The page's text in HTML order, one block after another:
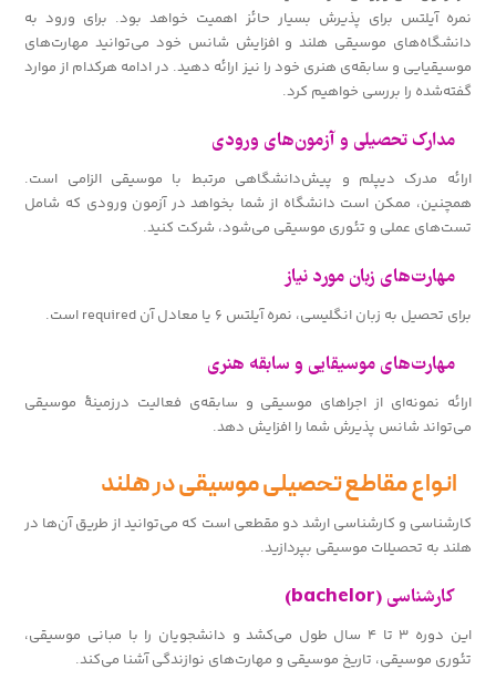
نمره آیلتس برای پذیرش بسیار حائز اهمیت خواهد بود. برای ورود به
دانشگاه‌های موسیقی هلند و افزایش شانس خود می‌توانید مهارت‌های
موسیقیایی و سابقه‌ی هنری خود را نیز ارائه دهید. در ادامه هرکدام از موارد
گفته‌شده را بررسی خواهیم کرد.
مدارک تحصیلی و آزمون‌های ورودی
ارائه مدرک دیپلم و پیش‌دانشگاهی مرتبط با موسیقی الزامی است.
همچنین، ممکن است دانشگاه از شما بخواهد در آزمون ورودی که شامل
تست‌های عملی و تئوری موسیقی می‌شود، شرکت کنید.
مهارت‌های زبان مورد نیاز
برای تحصیل به زبان انگلیسی، نمره آیلتس ۶ یا معادل آن required است.
مهارت‌های موسیقایی و سابقه هنری
ارائه نمونه‌ای از اجراهای موسیقی و سابقه‌ی فعالیت درزمینهٔ موسیقی
می‌تواند شانس پذیرش شما را افزایش دهد.
انواع مقاطع تحصیلی موسیقی در هلند
کارشناسی و کارشناسی ارشد دو مقطعی است که می‌توانید از طریق آن‌ها در
هلند به تحصیلات موسیقی بپردازید.
کارشناسی (bachelor)
این دوره ۳ تا ۴ سال طول می‌کشد و دانشجویان را با مبانی موسیقی،
تئوری موسیقی، تاریخ موسیقی و مهارت‌های نوازندگی آشنا می‌کند.